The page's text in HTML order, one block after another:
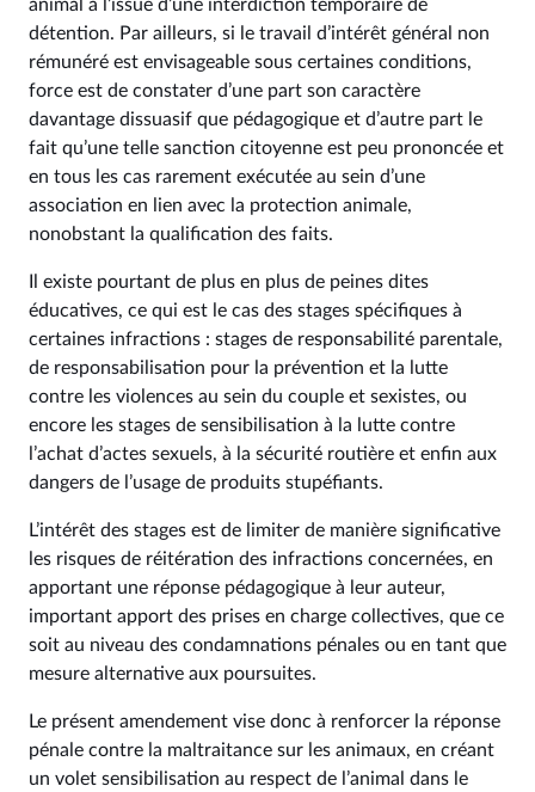
animal à l’issue d’une interdiction temporaire de
détention. Par ailleurs, si le travail d’intérêt général non
rémunéré est envisageable sous certaines conditions,
force est de constater d’une part son caractère
davantage dissuasif que pédagogique et d’autre part le
fait qu’une telle sanction citoyenne est peu prononcée et
en tous les cas rarement exécutée au sein d’une
association en lien avec la protection animale,
nonobstant la qualification des faits.
Il existe pourtant de plus en plus de peines dites
éducatives, ce qui est le cas des stages spécifiques à
certaines infractions : stages de responsabilité parentale,
de responsabilisation pour la prévention et la lutte
contre les violences au sein du couple et sexistes, ou
encore les stages de sensibilisation à la lutte contre
l’achat d’actes sexuels, à la sécurité routière et enfin aux
dangers de l’usage de produits stupéfiants.
L’intérêt des stages est de limiter de manière significative
les risques de réitération des infractions concernées, en
apportant une réponse pédagogique à leur auteur,
important apport des prises en charge collectives, que ce
soit au niveau des condamnations pénales ou en tant que
mesure alternative aux poursuites.
Le présent amendement vise donc à renforcer la réponse
pénale contre la maltraitance sur les animaux, en créant
un volet sensibilisation au respect de l’animal dans le